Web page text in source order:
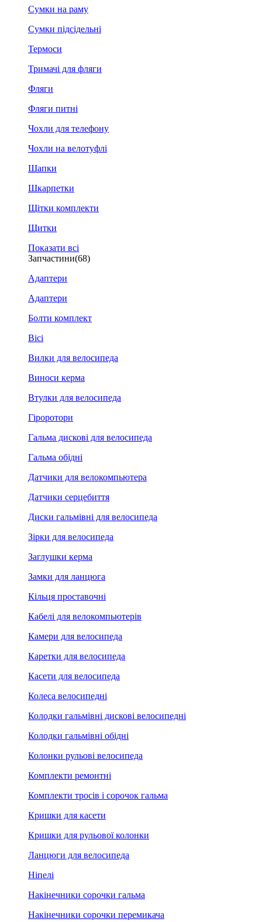
Сумки на раму
Сумки підсідельні
Термоси
Тримачі для фляги
Фляги
Фляги питні
Чохли для телефону
Чохли на велотуфлі
Шапки
Шкарпетки
Щітки комплекти
Щитки
Показати всі
Запчастини(68)
Адаптери
Адаптери
Болти комплект
Вісі
Вилки для велосипеда
Виноси керма
Втулки для велосипеда
Гіроротори
Гальма дискові для велосипеда
Гальма обідні
Датчики для велокомпьютера
Датчики серцебиття
Диски гальмівні для велосипеда
Зірки для велосипеда
Заглушки керма
Замки для ланцюга
Кільця проставочні
Кабелі для велокомпьютерів
Камери для велосипеда
Каретки для велосипеда
Касети для велосипеда
Колеса велосипедні
Колодки гальмівні дискові велосипедні
Колодки гальмівні обідні
Колонки рульові велосипеда
Комплекти ремонтні
Комплекти тросів і сорочок гальма
Кришки для касети
Кришки для рульової колонки
Ланцюги для велосипеда
Ніпелі
Накінечники сорочки гальма
Накінечники сорочки перемикача